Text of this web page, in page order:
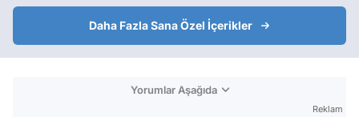
Daha Fazla Sana Özel İçerikler
Yorumlar Aşağıda
Reklam